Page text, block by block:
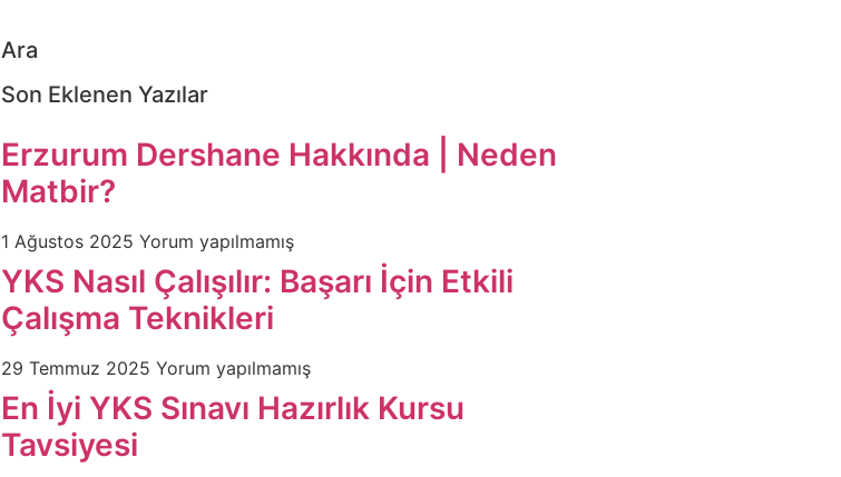
Ara
Son Eklenen Yazılar
Erzurum Dershane Hakkında | Neden
Matbir?
1 Ağustos 2025 Yorum yapılmamış
YKS Nasıl Çalışılır: Başarı İçin Etkili
Çalışma Teknikleri
29 Temmuz 2025 Yorum yapılmamış
En İyi YKS Sınavı Hazırlık Kursu
Tavsiyesi